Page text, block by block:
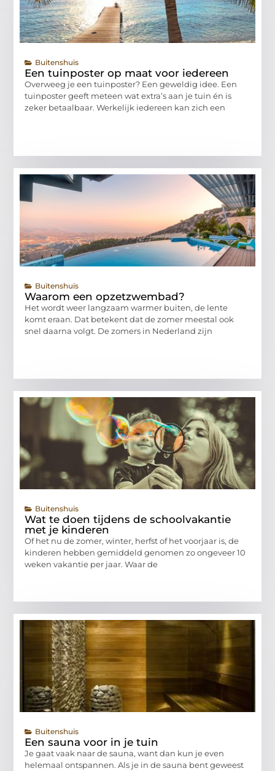
Buitenshuis
Een tuinposter op maat voor iedereen
Overweeg je een tuinposter? Een geweldig idee. Een
tuinposter geeft meteen wat extra’s aan je tuin én is
zeker betaalbaar. Werkelijk iedereen kan zich een
Buitenshuis
Waarom een opzetzwembad?
Het wordt weer langzaam warmer buiten, de lente
komt eraan. Dat betekent dat de zomer meestal ook
snel daarna volgt. De zomers in Nederland zijn
Buitenshuis
Wat te doen tijdens de schoolvakantie
met je kinderen
Of het nu de zomer, winter, herfst of het voorjaar is, de
kinderen hebben gemiddeld genomen zo ongeveer 10
weken vakantie per jaar. Waar de
Buitenshuis
Een sauna voor in je tuin
Je gaat vaak naar de sauna, want dan kun je even
helemaal ontspannen. Als je in de sauna bent geweest